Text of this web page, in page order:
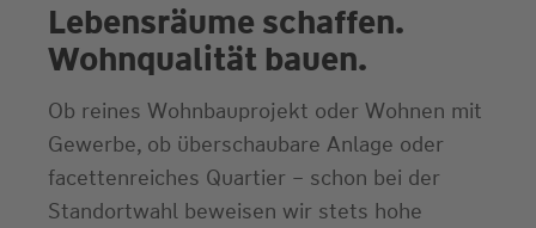
Lebensräume schaffen.
Wohnqualität bauen.
Ob reines Wohnbauprojekt oder Wohnen mit
Gewerbe, ob überschaubare Anlage oder
facettenreiches Quartier – schon bei der
Standortwahl beweisen wir stets hohe